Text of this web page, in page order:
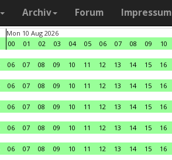
Archiv Forum Impressum
Mon 10 Aug 2026
00
01 02 03 04 05 06 07 08 09 10
06 07 08 09 10 11 12 13 14 15 16
06 07 08 09 10 11 12 13 14 15 16
06 07 08 09 10 11 12 13 14 15 16
06 07 08 09 10 11 12 13 14 15 16
06 07 08 09 10 11 12 13 14 15 16